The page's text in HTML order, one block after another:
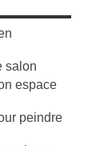
salon
espace
peindre